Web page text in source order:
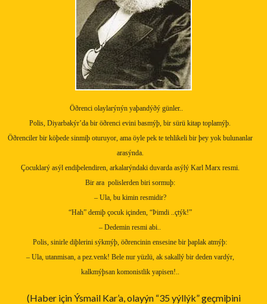
Öðrenci olaylarýnýn yaþandýðý günler..
Polis, Diyarbakýr’da bir öðrenci evini basmýþ, bir sürü kitap toplamýþ.
Öðrenciler bir köþede sinmiþ oturuyor, ama öyle pek te tehlikeli bir þey yok bulunanlar
arasýnda.
Çocuklarý asýl endiþelendiren, arkalarýndaki duvarda asýlý Karl Marx resmi.
Bir ara polislerden biri sormuþ:
– Ula, bu kimin resmidir?
“Hah” demiþ çocuk içinden, “Þimdi ..çtýk!”
– Dedemin resmi abi..
Polis, sinirle diþlerini sýkmýþ, öðrencinin ensesine bir þaplak atmýþ:
– Ula, utanmisan, a pez.venk! Bele nur yüzlü, ak sakallý bir deden vardýr,
kalkmýþsan komonistlik yapisen!..
(Haber için Ýsmail Kar’a, olayýn “35 yýllýk” geçmiþini